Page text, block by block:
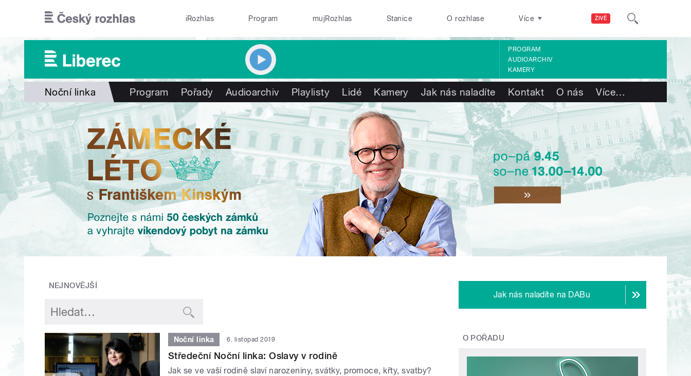
ŽIVĚ
iRozhlas Program mujRozhlas Stanice O rozhlase Více
PROGRAM
AUDIOARCHIV
KAMERY
Noční linka Program Pořady Audioarchiv Playlisty Lidé Kamery Jak nás naladíte Kontakt O nás Více…
NEJNOVĚJŠÍ
Noční linka 6. listopad 2019
Středeční Noční linka: Oslavy v rodině
Jak se ve vaší rodině slaví narozeniny, svátky, promoce, křty, svatby?
Jak nás naladíte na DABu
O POŘADU